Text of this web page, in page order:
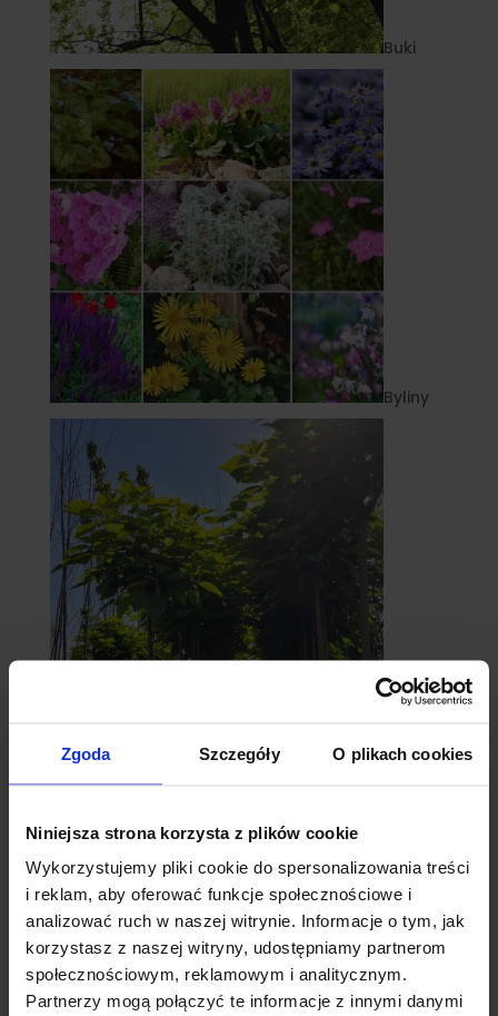
Zgoda Szczegóły O plikach cookies
Niniejsza strona korzysta z plików cookie
Wykorzystujemy pliki cookie do spersonalizowania treści
i reklam, aby oferować funkcje społecznościowe i
analizować ruch w naszej witrynie. Informacje o tym, jak
korzystasz z naszej witryny, udostępniamy partnerom
społecznościowym, reklamowym i analitycznym.
Partnerzy mogą połączyć te informacje z innymi danymi
Buki
Byliny
catalpy